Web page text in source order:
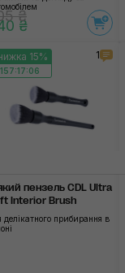
₴
₴
15%
157:17:06
1
пензель CDL Ultra
Interior Brush
делікатного прибирання в